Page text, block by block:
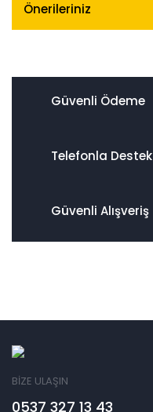
Önerileriniz
Güvenli Ödeme
Telefonla Destek
Güvenli Alışveriş
BİZE ULAŞIN
0537 327 13 43